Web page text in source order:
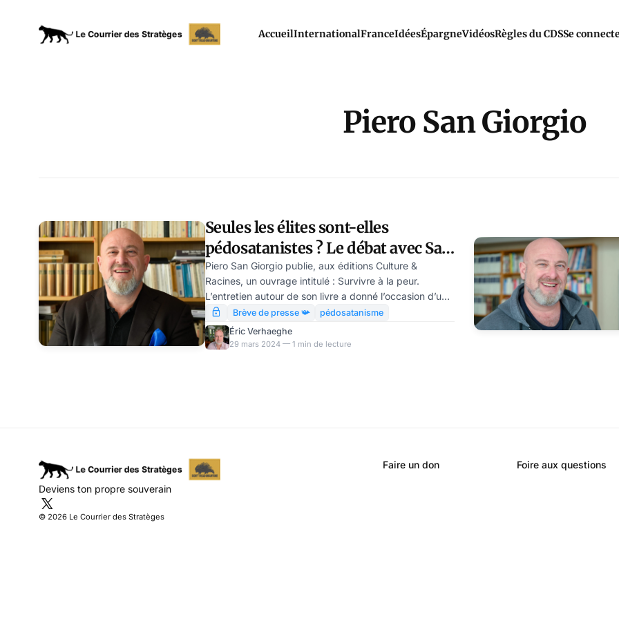
AccueilInternationalFranceIdéesÉpargneVidéosRègles du CDSSe
Piero San Giorgio
Seules les élites sont-elles
pédosatanistes ? Le débat avec San
Giorgio
Piero San Giorgio publie, aux éditions Culture &
Racines, un ouvrage intitulé : Survivre à la peur.
L’entretien autour de son livre a donné l’occasion d’un
débat un peu inattendu sur le pédosatanisme et les
élites. Nous vous le restituons aujourd’hui.
Brève de presse 📯
pédosatanisme
Éric Verhaeghe
29 mars 2024 — 1 min de lecture
Deviens ton propre souverain
© 2026 Le Courrier des Stratèges
Faire un don Foire aux questions